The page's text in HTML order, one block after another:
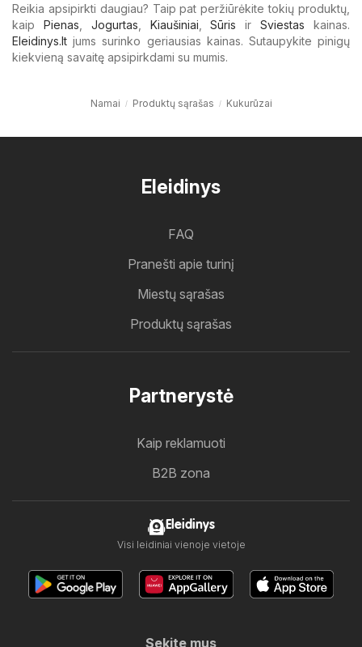
Reikia apsipirkti daugiau? Taip pat peržiūrėkite tokių produktų,
kaip Pienas Jogurtas Kiaušiniai ,Sūris irSviestas kainas.
Eleidinys.lt jums surinko geriausias kainas. Sutaupykite pinigų
kiekvieną savaitę apsipirkdami su mumis.
Namai Produktų sąrašas Kukurūzai
Eleidinys
FAQ
Pranešti apie turinį
Miestų sąrašas
Produktų sąrašas
Partnerystė
Kaip reklamuoti
B2B zona
Eleidinys
Visi leidiniai vienoje vietoje
Sekite mus